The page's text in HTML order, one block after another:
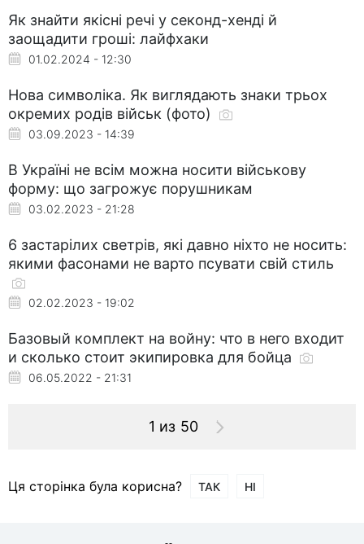
Як знайти якісні речі у секонд-хенді й
заощадити гроші: лайфхаки
01.02.2024 - 12:30
Нова символіка. Як виглядають знаки трьох
окремих родів військ (фото)
03.09.2023 - 14:39
В Україні не всім можна носити військову
форму: що загрожує порушникам
03.02.2023 - 21:28
6 застарілих светрів, які давно ніхто не носить:
якими фасонами не варто псувати свій стиль
02.02.2023 - 19:02
Базовый комплект на войну: что в него входит
и сколько стоит экипировка для бойца
06.05.2022 - 21:31
1 из 50
Ця сторінка була корисна? ТАК НІ